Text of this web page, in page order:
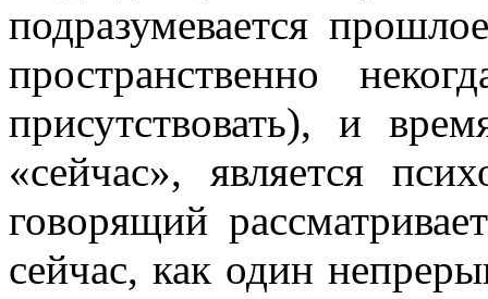
подразумевается
пространственно
присутствовать), и
«сейчас», является
говорящий
сейчас, как один